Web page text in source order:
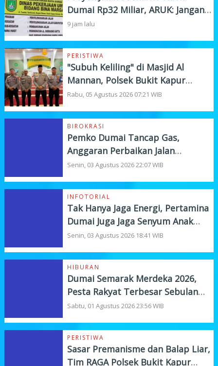
Dumai Rp32 Miliar, ARUK: Jangan
Korbankan Kualitas Demi Kejar
9 jam lalu
PERISTIWA
"Subuh Keliling" di Masjid Al
Mannan, Polsek Bukit Kapur
Tampung Curhat Warga
Rabu, 05 Agustus 2026 07:21 WIB
BIROKRASI
Pemko Dumai Tancap Gas,
Anggaran Perbaikan Jalan
Nasional Rp19,1 Milyar
Senin, 03 Agustus 2026 22:07 WIB
INFOTORIAL
Tak Hanya Jaga Energi, Pertamina
Dumai Juga Jaga Senyum Anak
Yatim
Senin, 03 Agustus 2026 18:41 WIB
HIBURAN
Dumai Semarak Merdeka 2026,
Pesta Rakyat Terbesar Sebulan
Penuh
Sabtu, 01 Agustus 2026 23:56 WIB
PERISTIWA
Sasar Premanisme dan Balap Liar,
Tim RAGA Polsek Bukit Kapur